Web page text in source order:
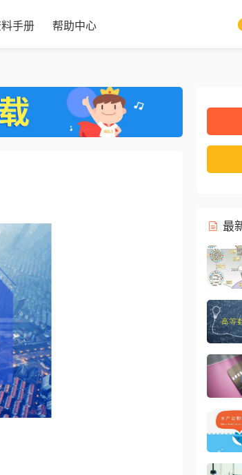
手册 帮助中心
最